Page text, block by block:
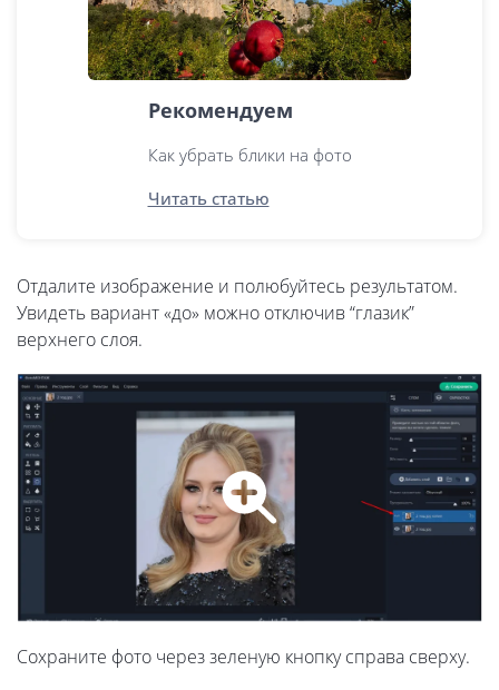
Рекомендуем
Как убрать блики на фото
Читать статью
Отдалите изображение и полюбуйтесь результатом.
Увидеть вариант «до» можно отключив “глазик”
верхнего слоя.
Сохраните фото через зеленую кнопку справа сверху.